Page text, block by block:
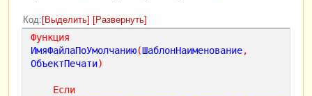
Код Выделить Развернуть
Функция
ИмяФайлаПоУмолчанию(ШаблонНаименование,
ОбъектПечати)
Если